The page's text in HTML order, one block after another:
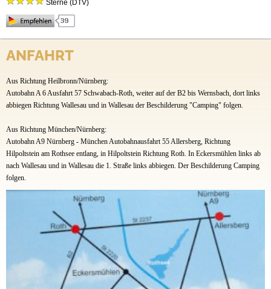
Anfahrt Sterne (DTV)
Idyllisch zwischen Wasser, Wald und Wiesen liegt unser Camping Waldsee – in Mitten des
Fränkischen Seenlandes. Hier können Sie das ganze Jahr über den Campingurlaub
inmitten der Natur mit Komfort genießen. Neben Stellplätzen bieten wir auch Blockhütten,
Schlauch – und Tretbootfahren, Angeln, Radfahren und Wandern sind direkt vor der
Haustür möglich. Auch den kleinen Gästen wird es mit unserer Kinderanimation (bay.
Ferien) sowie durch unseren Spiel- und Bolzplatz nicht langweilig.
ANFAHRT
Aus Richtung Heilbronn/Nürnberg:
Autobahn A 6 Ausfahrt 57 Schwabach-Roth, weiter auf der B2 bis Wernsbach, dort links
abbiegen Richtung Wallesau und in Wallesau der Beschilderung "Camping" folgen.
Aus Richtung München/Nürnberg:
Autobahn A9 Nürnberg - München Autobahnausfahrt 55 Allersberg, Richtung
Hilpoltstein am Rothsee entlang, in Hilpoltstein Richtung Roth. In Eckersmühlen links ab
nach Wallesau und in Wallesau die 1. Straße links abbiegen. Der Beschilderung Camping
folgen.